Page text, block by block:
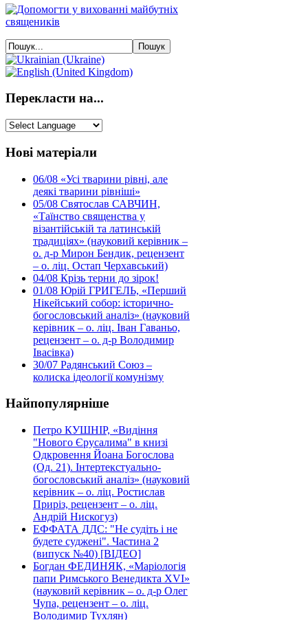
Перекласти на...
Нові матеріали
06/08 «Усі тварини рівні, але
деякі тварини рівніші»
05/08 Святослав САВЧИН,
«Таїнство священства у
візантійській та латинській
традиціях» (науковий керівник –
о. д-р Мирон Бендик, рецензент
– о. ліц. Остап Черхавський)
04/08 Крізь терни до зірок!
01/08 Юрій ГРИГЕЛЬ, «Перший
Нікейський собор: історично-
богословський аналіз» (науковий
керівник – о. ліц. Іван Гаваньо,
рецензент – о. д-р Володимир
Івасівка)
30/07 Радянський Союз –
колиска ідеології комунізму
Найпопулярніше
Петро КУШНІР, «Видіння
"Нового Єрусалима" в книзі
Одкровення Йоана Богослова
(Од. 21). Інтертекстуально-
богословський аналіз» (науковий
керівник – о. ліц. Ростислав
Приріз, рецензент – о. ліц.
Андрій Нискогуз)
ЕФФАТА ДДС: "Не судіть і не
будете суджені". Частина 2
(випуск №40) [ВІДЕО]
Богдан ФЕДИНЯК, «Маріологія
папи Римського Венедикта XVI»
(науковий керівник – о. д-р Олег
Чупа, рецензент – о. ліц.
Володимир Тухлян)